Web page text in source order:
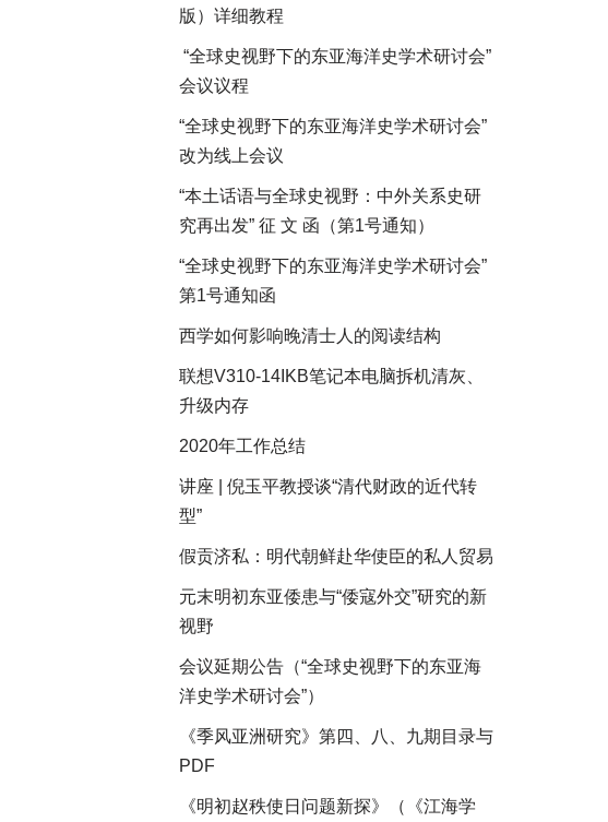
版）详细教程
“全球史视野下的东亚海洋史学术研讨会”
会议议程
“全球史视野下的东亚海洋史学术研讨会”
改为线上会议
“本土话语与全球史视野：中外关系史研
究再出发” 征 文 函（第1号通知）
“全球史视野下的东亚海洋史学术研讨会”
第1号通知函
西学如何影响晚清士人的阅读结构
联想V310-14IKB笔记本电脑拆机清灰、
升级内存
2020年工作总结
讲座 | 倪玉平教授谈“清代财政的近代转
型”
假贡济私：明代朝鲜赴华使臣的私人贸易
元末明初东亚倭患与“倭寇外交”研究的新
视野
会议延期公告（“全球史视野下的东亚海
洋史学术研讨会”）
《季风亚洲研究》第四、八、九期目录与
PDF
《明初赵秩使日问题新探》（《江海学